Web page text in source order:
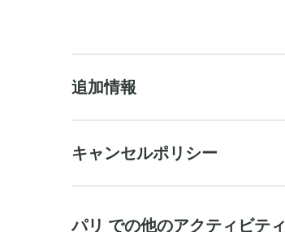
追加情報
キャンセルポリシー
パリ での他のアクティビティ